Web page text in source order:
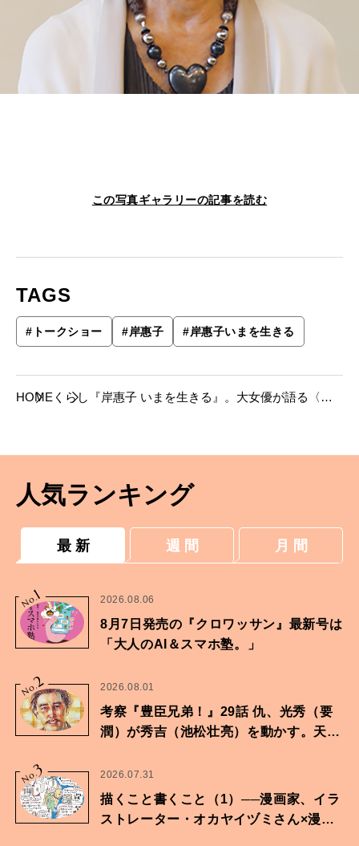
この写真ギャラリーの記事を読む
TAGS
# トークショー #岸惠子 #岸惠子いまを生きる
HOME くらし
『岸惠子 いまを生きる』。大女優が語る〈い
人気ランキング
最 新 週 間 月 間
No.
1 2026.08.06
8月7日発売の『クロワッサン』最新号は
「大人のAI＆スマホ塾。」
No.2 2026.08.01
考察『豊臣兄弟！』29話 仇、光秀（要
潤）が秀吉（池松壮亮）を動かす。天下
No.3 2026.07.31
描くこと書くこと（1）──漫画家、イラ
ストレーター・オカヤイヅミさん×漫画